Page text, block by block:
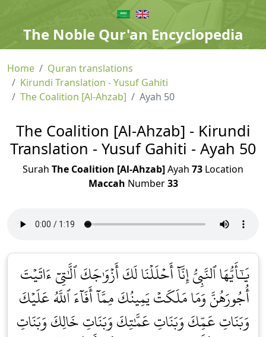
The Noble Qur'an Encyclopedia
Home
Quran translations
Kirundi Translation - Yusuf Gahiti
The Coalition [Al-Ahzab]
Ayah 50
The Coalition [Al-Ahzab] - Kirundi
Translation - Yusuf Gahiti - Ayah 50
Surah The Coalition [Al-Ahzab]Ayah 73 Location
Maccah Number33
يَٰٓأَيُّهَا ٱلنَّبِيُّ إِنَّآ أَحۡلَلۡنَا لَكَ أَزۡوَٰجَكَ ٱلَّٰتِيٓ ءَاتَيۡتَ
أُجُورَهُنَّ وَمَا مَلَكَتۡ يَمِينُكَ مِمَّآ أَفَآءَ ٱللَّهُ عَلَيۡكَ
وَبَنَاتِ عَمِّكَ وَبَنَاتِ عَمَّٰتِكَ وَبَنَاتِ خَالِكَ وَبَنَاتِ